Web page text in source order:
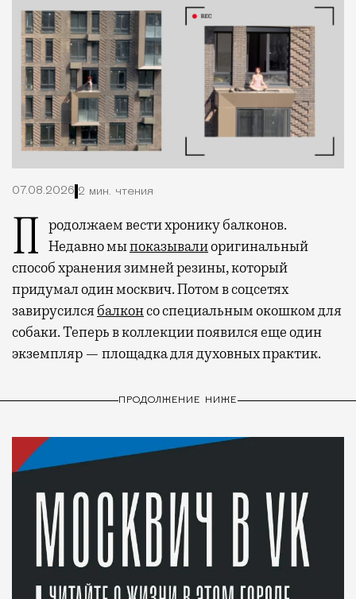
07.08.2026 2 мин. чтения
Продолжаем вести хронику балконов. Недавно мыпоказывалиоригинальный
способ хранения зимней резины, который
придумал один москвич. Потом в соцсетях
завирусилсябалконсо специальным окошком для
собаки. Теперь в коллекции появился еще один
экземпляр — площадка для духовных практик.
ПРОДОЛЖЕНИЕ НИЖЕ